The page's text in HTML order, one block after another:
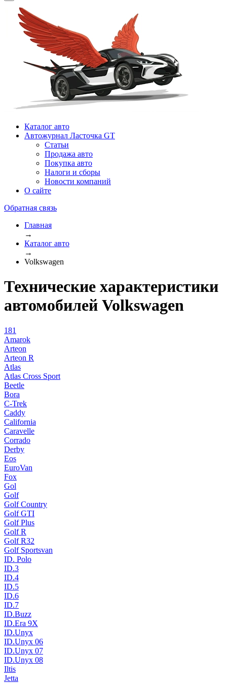
Каталог авто
Автожурнал Ласточка GT
Статьи
Продажа авто
Покупка авто
Налоги и сборы
Новости компаний
О сайте
Обратная связь
Главная
→
Каталог авто
→
Volkswagen
Технические характеристики
автомобилей Volkswagen
181
Amarok
Arteon
Arteon R
Atlas
Atlas Cross Sport
Beetle
Bora
C-Trek
Caddy
California
Caravelle
Corrado
Derby
Eos
EuroVan
Fox
Gol
Golf
Golf Country
Golf GTI
Golf Plus
Golf R
Golf R32
Golf Sportsvan
ID. Polo
ID.3
ID.4
ID.5
ID.6
ID.7
ID.Buzz
ID.Era 9X
ID.Unyx
ID.Unyx 06
ID.Unyx 07
ID.Unyx 08
Iltis
Jetta